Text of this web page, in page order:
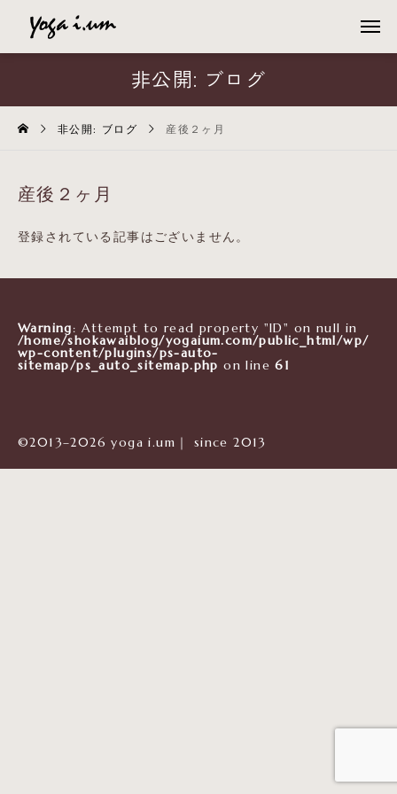
非公開: ブログ
非公開: ブログ 産後２ヶ月
産後２ヶ月
登録されている記事はございません。
Warning: Attempt to read property "ID" on null in
/home/shokawaiblog/yogaium.com/public_html/wp/
wp-content/plugins/ps-auto-
sitemap/ps_auto_sitemap.php on line61
©2013–2026 yoga i.um｜ since 2013